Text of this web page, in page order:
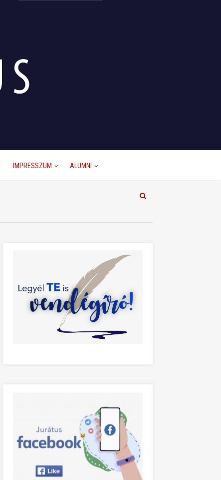
IMPRESSZUM ALUMNI